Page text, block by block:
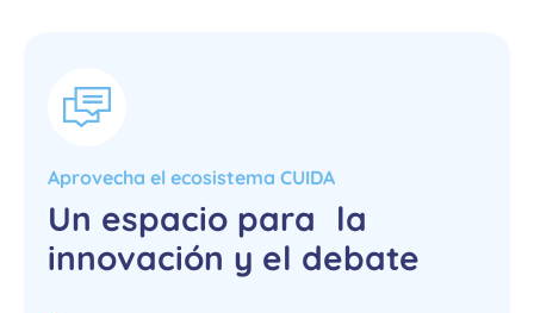
Aprovecha el ecosistema CUIDA​
Un espacio para la
innovación y el debate